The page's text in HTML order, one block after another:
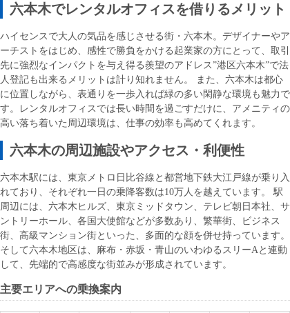
六本木でレンタルオフィスを借りるメリット
ハイセンスで大人の気品を感じさせる街・六本木。デザイナーやア
ーチストをはじめ、感性で勝負をかける起業家の方にとって、取引
先に強烈なインパクトを与え得る羨望のアドレス”港区六本木”で法
人登記も出来るメリットは計り知れません。 また、六本木は都心
に位置しながら、表通りを一歩入れば緑の多い閑静な環境も魅力で
す。レンタルオフィスでは長い時間を過ごすだけに、アメニティの
高い落ち着いた周辺環境は、仕事の効率も高めてくれます。
六本木の周辺施設やアクセス・利便性
六本木駅には、東京メトロ日比谷線と都営地下鉄大江戸線が乗り入
れており、それぞれ一日の乗降客数は10万人を越えています。 駅
周辺には、六本木ヒルズ、東京ミッドタウン、テレビ朝日本社、サ
ントリーホール、各国大使館などが多数あり、繁華街、ビジネス
街、高級マンション街といった、多面的な顔を併せ持っています。
そして六本木地区は、麻布・赤坂・青山のいわゆるスリーAと連動
して、先端的で高感度な街並みが形成されています。
主要エリアへの乗換案内